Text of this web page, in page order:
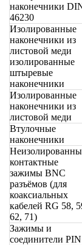
наконечники
46230
Изолированные
наконечники из
листовой меди
изолированные
штыревые
наконечники
Изолированные
наконечники из
листовой меди
Втулочные
наконечники
контактные
зажимы BNC
разъёмов (для
коаксиальных
кабелей RG 58,
62, 71)
Зажимы и
соединители PIN